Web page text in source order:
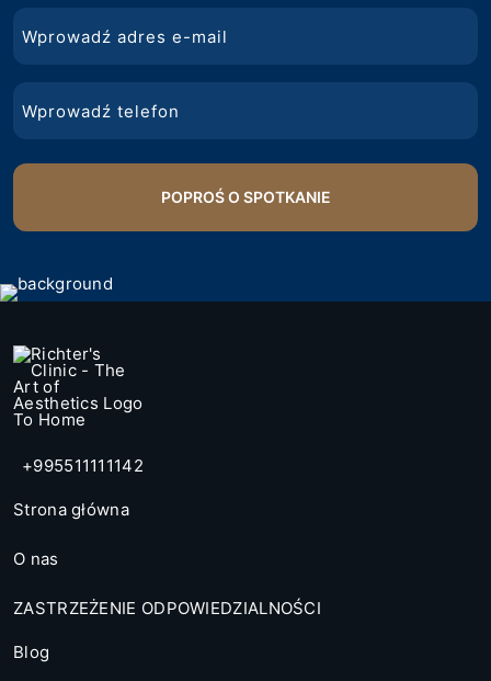
mail
+995511111142
Strona główna
O nas
ZASTRZEŻENIE ODPOWIEDZIALNOŚCI
Blog